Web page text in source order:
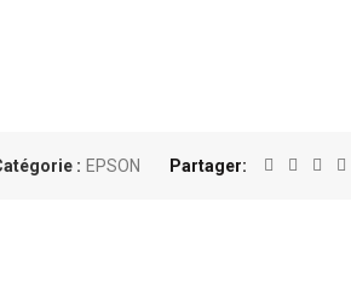
: EPSON Partager